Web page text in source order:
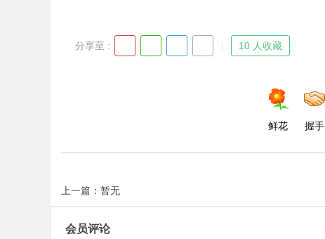
分享至 : 10 人收藏
鲜花 握手
上一篇：暂无
会员评论